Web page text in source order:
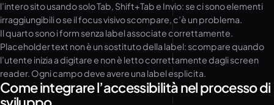
l’intero sito usando solo Tab, Shift+Tab e Invio: se ci sono elementi
irraggiungibili o se il focus visivo scompare, c’è un problema.
Il quarto sono i form senza label associate correttamente.
Placeholder text non è un sostituto della label: scompare quando
l’utente inizia a digitare e non è letto correttamente dagli screen
reader. Ogni campo deve avere una label esplicita.
Come integrare l’accessibilità nel processo di